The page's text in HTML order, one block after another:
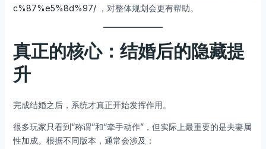
c%87%e5%8d%97/，对整体规划会更有帮助。
真正的核心：结婚后的隐藏提
升
完成结婚之后，系统才真正开始发挥作用。
很多玩家只看到“称谓”和“牵手动作”，但实际上最重要的是夫妻属
性加成。根据不同版本，通常会涉及：